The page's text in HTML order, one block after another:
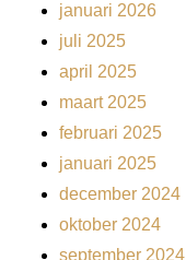
januari 2026
juli 2025
april 2025
maart 2025
februari 2025
januari 2025
december 2024
oktober 2024
september 2024